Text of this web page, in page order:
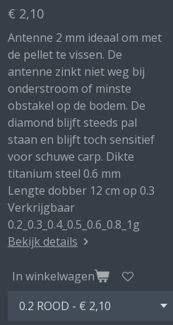
€ 2,10
Antenne 2 mm ideaal om met
de pellet te vissen. De
antenne zinkt niet weg bij
onderstroom of minste
obstakel op de bodem. De
diamond blijft steeds pal
staan en blijft toch sensitief
voor schuwe carp. Dikte
titanium steel 0.6 mm
Lengte dobber 12 cm op 0.3
Verkrijgbaar
0.2_0.3_0.4_0.5_0.6_0.8_1g
Bekijk details
In winkelwagen